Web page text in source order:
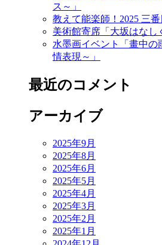
ス～」
教えて能楽師！2025 三
美術館寄席「大坂はなし
水墨画イベント「畫中
情表現～」
最近のコメント
アーカイブ
2025年9月
2025年8月
2025年6月
2025年5月
2025年4月
2025年3月
2025年2月
2025年1月